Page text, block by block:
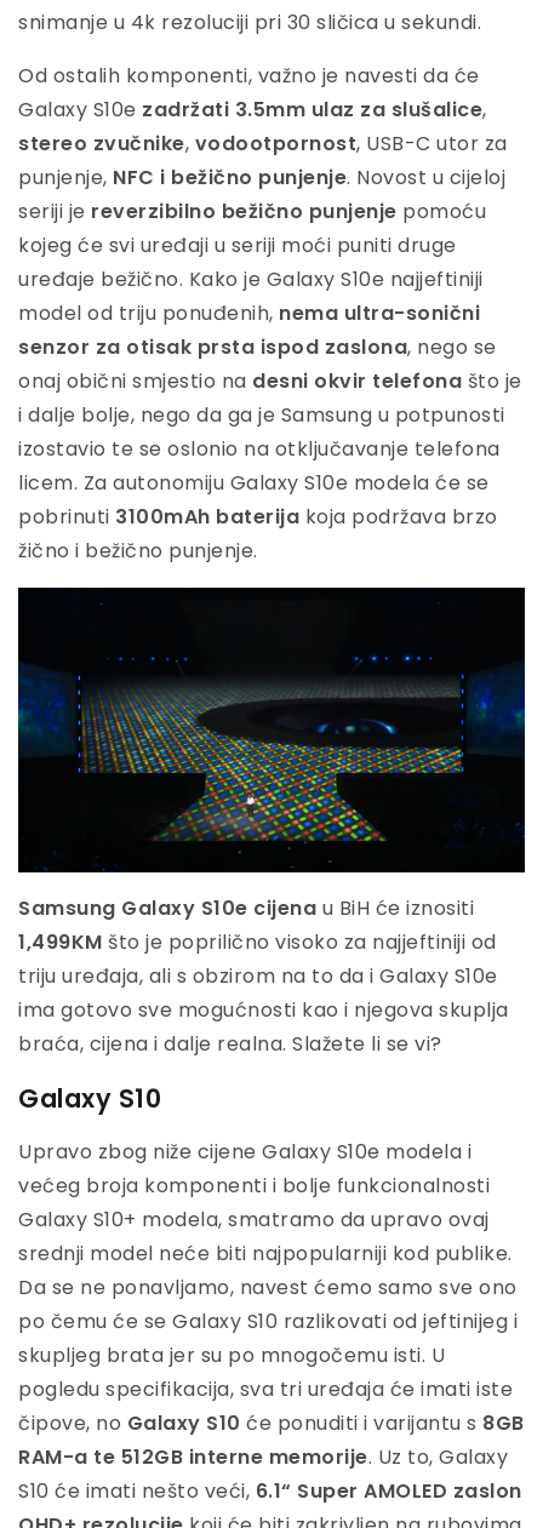
snimanje u 4k rezoluciji pri 30 sličica u sekundi.
Od ostalih komponenti, važno je navesti da će
Galaxy S10e zadržati 3.5mm ulaz za slušalice,
stereo zvučnike, vodootpornost, USB-C utor za
punjenje, NFC i bežično punjenje. Novost u cijeloj
seriji je reverzibilno bežično punjenje pomoću
kojeg će svi uređaji u seriji moći puniti druge
uređaje bežično. Kako je Galaxy S10e najjeftiniji
model od triju ponuđenih, nema ultra-sonični
senzor za otisak prsta ispod zaslona, nego se
onaj obični smjestio na desni okvir telefona što je
i dalje bolje, nego da ga je Samsung u potpunosti
izostavio te se oslonio na otključavanje telefona
licem. Za autonomiju Galaxy S10e modela će se
pobrinuti 3100mAh baterija koja podržava brzo
žično i bežično punjenje.
Samsung Galaxy S10e cijena u BiH će iznositi
1,499KM što je poprilično visoko za najjeftiniji od
triju uređaja, ali s obzirom na to da i Galaxy S10e
ima gotovo sve mogućnosti kao i njegova skuplja
braća, cijena i dalje realna. Slažete li se vi?
Galaxy S10
Upravo zbog niže cijene Galaxy S10e modela i
većeg broja komponenti i bolje funkcionalnosti
Galaxy S10+ modela, smatramo da upravo ovaj
srednji model neće biti najpopularniji kod publike.
Da se ne ponavljamo, navest ćemo samo sve ono
po čemu će se Galaxy S10 razlikovati od jeftinijeg i
skupljeg brata jer su po mnogočemu isti. U
pogledu specifikacija, sva tri uređaja će imati iste
čipove, no Galaxy S10 će ponuditi i varijantu s 8GB
RAM-a te 512GB interne memorije. Uz to, Galaxy
S10 će imati nešto veći, 6.1“ Super AMOLED zaslon